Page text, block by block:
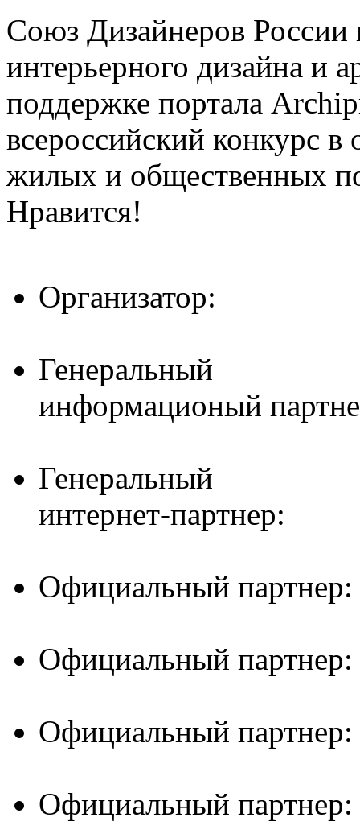
Союз Дизайнеров России
интерьерного дизайна и
поддержке портала
всероссийский конкурс в
жилых и общественных
Нравится!
Организатор:
Генеральный
информационый
Генеральный
интернет-партнер:
Официальный партнер:
Официальный партнер:
Официальный партнер:
Официальный партнер: